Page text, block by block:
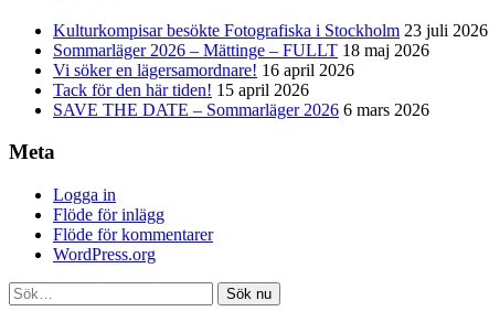
Kulturkompisar besökte Fotografiska i Stockholm 23 juli 2026
Sommarläger 2026 – Mättinge – FULLT 18 maj 2026
Vi söker en lägersamordnare! 16 april 2026
Tack för den här tiden! 15 april 2026
SAVE THE DATE – Sommarläger 2026 6 mars 2026
Meta
Logga in
Flöde för inlägg
Flöde för kommentarer
WordPress.org
Sök nu